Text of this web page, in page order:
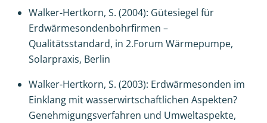
Walker-Hertkorn, S. (2004): Gütesiegel für
Erdwärmesondenbohrfirmen –
Qualitätsstandard, in 2.Forum Wärmepumpe,
Solarpraxis, Berlin
Walker-Hertkorn, S. (2003): Erdwärmesonden im
Einklang mit wasserwirtschaftlichen Aspekten?
Genehmigungsverfahren und Umweltaspekte,